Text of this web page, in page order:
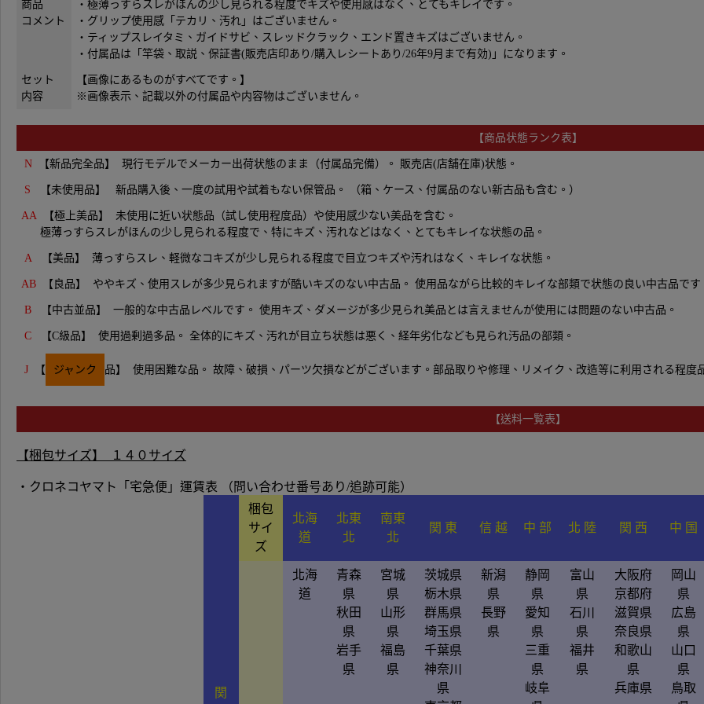
商品
コメント
・極薄っすらスレがほんの少し見られる程度でキズや使用感はなく、とてもキレイです。
・グリップ使用感「テカリ、汚れ」はございません。
・ティップスレイタミ、ガイドサビ、スレッドクラック、エンド置きキズはございません。
・付属品は「竿袋、取説、保証書(販売店印あり/購入レシートあり/26年9月まで有効)」になります。
セット
内容
【画像にあるものがすべてです。】
※画像表示、記載以外の付属品や内容物はございません。
【商品状態ランク表】
N 【新品完全品】 現行モデルでメーカー出荷状態のまま（付属品完備）。 販売店(店舗在庫)状態。
S 【未使用品】 新品購入後、一度の試用や試着もない保管品。 （箱、ケース、付属品のない新古品も含む。）
AA 【極上美品】 未使用に近い状態品（試し使用程度品）や使用感少ない美品を含む。
極薄っすらスレがほんの少し見られる程度で、特にキズ、汚れなどはなく、とてもキレイな状態の品。
A 【美品】 薄っすらスレ、軽微なコキズが少し見られる程度で目立つキズや汚れはなく、キレイな状態。
AB 【良品】 ややキズ、使用スレが多少見られますが酷いキズのない中古品。 使用品ながら比較的キレイな部類で状態の良い中古品です
B 【中古並品】 一般的な中古品レベルです。 使用キズ、ダメージが多少見られ美品とは言えませんが使用には問題のない中古品。
C 【C級品】 使用過剰過多品。 全体的にキズ、汚れが目立ち状態は悪く、経年劣化なども見られ汚品の部類。
J 【 ジャンク 品】 使用困難な品。 故障、破損、パーツ欠損などがございます。 部品取りや修理、リメイク、改造等に利用される程度
【送料一覧表】
【梱包サイズ】 １４ ０サイズ
・クロネコヤマト「宅急便」運賃表 （問い合わせ番号あり/追跡可能）
関
梱包
サイ
ズ
北海
道
北東
北
南東
北
関 東 信 越 中 部 北 陸 関 西 中 国
北海
道
青森
県
秋田
県
岩手
県
宮城
県
山形
県
福島
県
茨城県
栃木県
群馬県
埼玉県
千葉県
神奈川
県
新潟
県
長野
県
静岡
県
愛知
県
三重
県
岐阜
富山
県
石川
県
福井
県
大阪府
京都府
滋賀県
奈良県
和歌山
県
兵庫県
岡山
県
広島
県
山口
県
鳥取